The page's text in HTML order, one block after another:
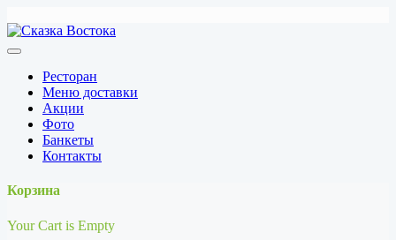
Перейти
к
Ресторан
Меню доставки
Акции
Фото
Банкеты
Контакты
Корзина
Your Cart is Empty